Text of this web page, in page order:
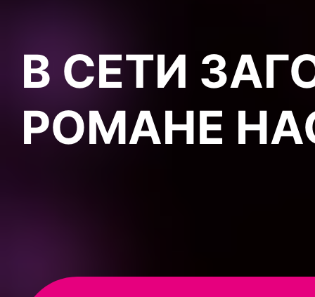
В СЕТИ
РОМАНЕ